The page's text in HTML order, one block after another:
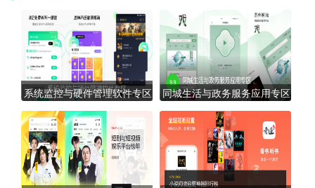
系统监控与硬件管理软件专区 同城生活与政务服务应用专区